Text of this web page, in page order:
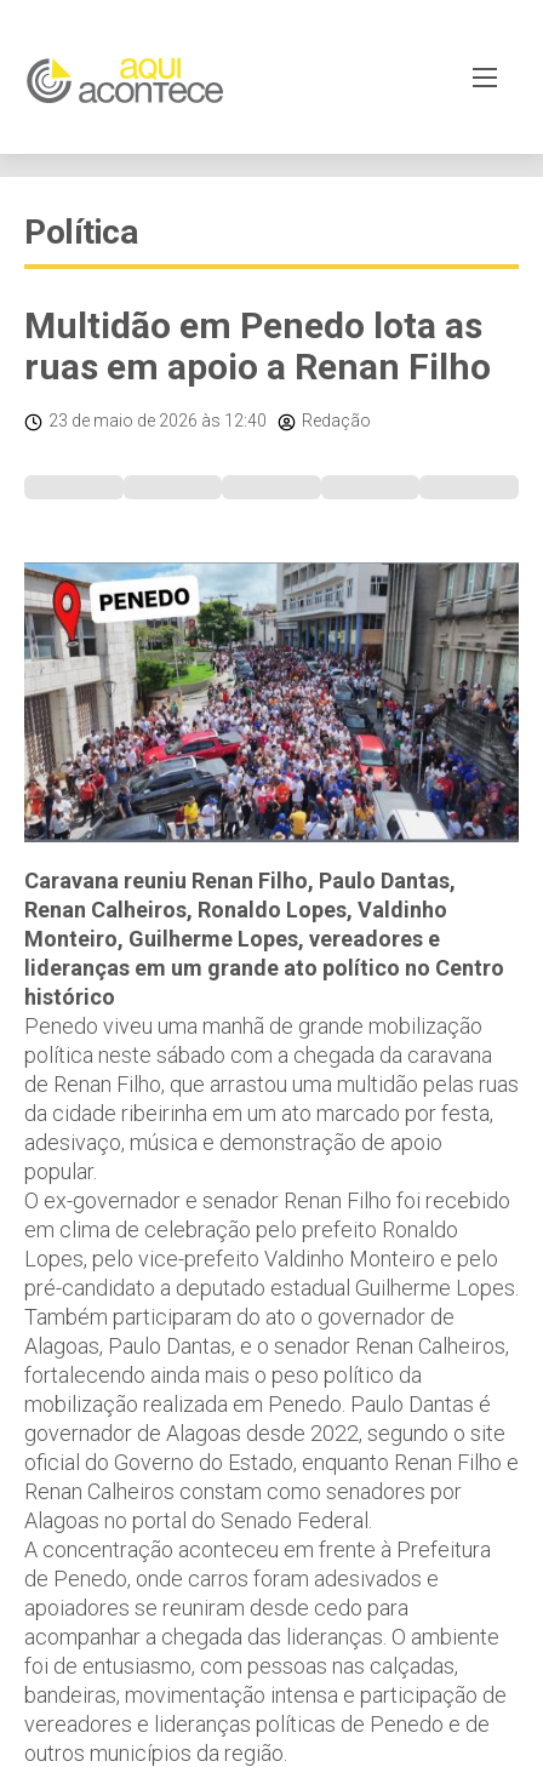
Política
Multidão em Penedo lota as
ruas em apoio a Renan Filho
23 de maio de 2026 às 12:40 Redação
Caravana reuniu Renan Filho, Paulo Dantas,
Renan Calheiros, Ronaldo Lopes, Valdinho
Monteiro, Guilherme Lopes, vereadores e
lideranças em um grande ato político no Centro
histórico
Penedo viveu uma manhã de grande mobilização
política neste sábado com a chegada da caravana
de Renan Filho, que arrastou uma multidão pelas ruas
da cidade ribeirinha em um ato marcado por festa,
adesivaço, música e demonstração de apoio
popular.
O ex-governador e senador Renan Filho foi recebido
em clima de celebração pelo prefeito Ronaldo
Lopes, pelo vice-prefeito Valdinho Monteiro e pelo
pré-candidato a deputado estadual Guilherme Lopes.
Também participaram do ato o governador de
Alagoas, Paulo Dantas, e o senador Renan Calheiros,
fortalecendo ainda mais o peso político da
mobilização realizada em Penedo. Paulo Dantas é
governador de Alagoas desde 2022, segundo o site
oficial do Governo do Estado, enquanto Renan Filho e
Renan Calheiros constam como senadores por
Alagoas no portal do Senado Federal.
A concentração aconteceu em frente à Prefeitura
de Penedo, onde carros foram adesivados e
apoiadores se reuniram desde cedo para
acompanhar a chegada das lideranças. O ambiente
foi de entusiasmo, com pessoas nas calçadas,
bandeiras, movimentação intensa e participação de
vereadores e lideranças políticas de Penedo e de
outros municípios da região.